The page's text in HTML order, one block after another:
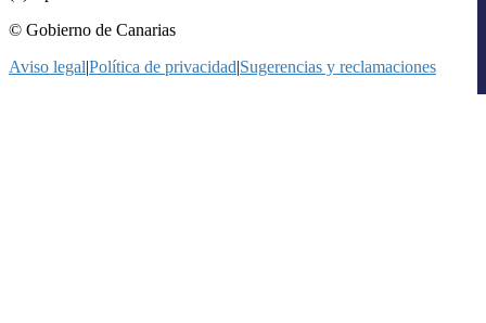
© Gobierno de Canarias
Aviso legal|Política de privacidad|Sugerencias y reclamaciones